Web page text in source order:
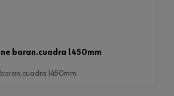
baran.cuadra l450mm
baran.cuadra l450mm